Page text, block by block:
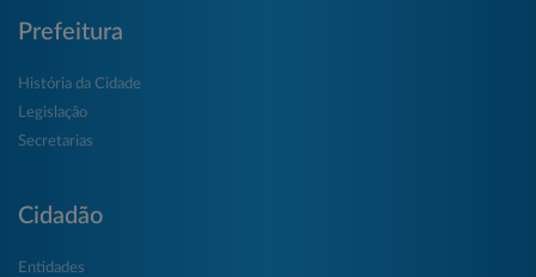
Prefeitura
História da Cidade
Legislação
Secretarias
Cidadão
Entidades